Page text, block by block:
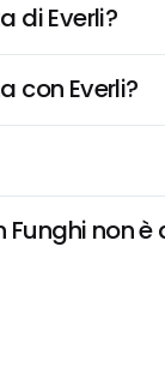
di Everli?
con Everli?
non